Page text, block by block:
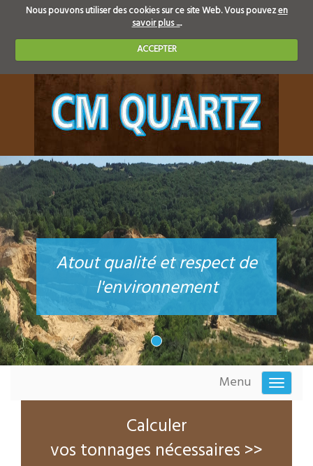
Nous pouvons utiliser des cookies sur ce site Web. Vous pouvezen
savoir plus ....
ACCEPTER
Atout qualité et respect de
l'environnement
Toggle
Menu
Calculer
vos tonnages nécessaires >>